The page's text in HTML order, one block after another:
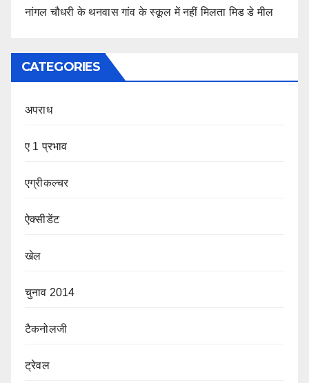
नांगल चौधरी के थनवास गांव के स्कूल में नहीं मिलता मिड डे मील
CATEGORIES
अपराध
ए 1 प्रभाव
एग्रीकल्चर
ऐक्सीडेंट
खेल
चुनाव 2014
टैकनोलजी
ट्रेवल